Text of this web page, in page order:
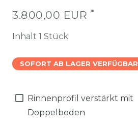
3.800,00 EUR *
Inhalt 1 Stück
SOFORT AB LAGER VERFÜGBAR
Rinnenprofil verstärkt mit
Doppelboden